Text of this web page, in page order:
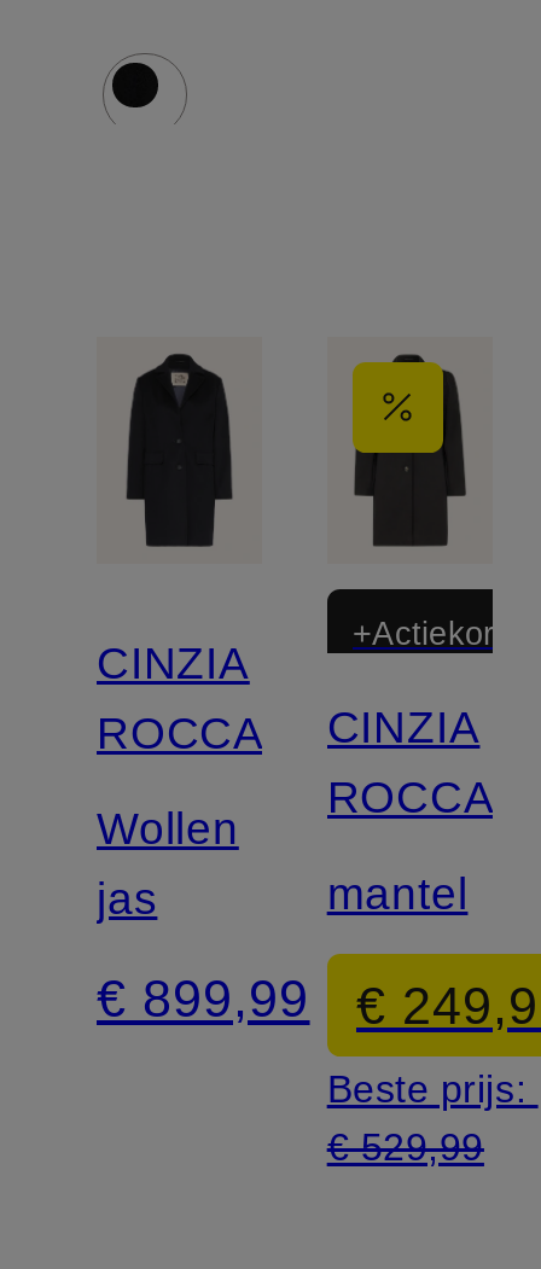
CINZIA
ROCCA
Wollen
jas
€ 899,99
CINZIA
ROCCA
mantel
€
Beste prijs:
€ 529,99